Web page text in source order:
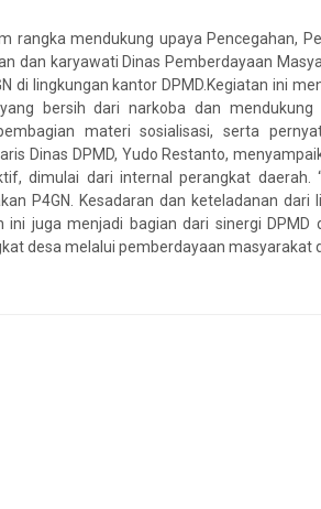
rangka mendukung upaya Pencegahan,
dan karyawati Dinas Pemberdayaan
di lingkungan kantor DPMD.Kegiatan ini
bersih dari narkoba dan
materi sosialisasi, serta
Dinas DPMD, Yudo Restanto,
dimulai dari internal perangkat daerah.
P4GN. Kesadaran dan keteladanan
ini juga menjadi bagian dari sinergi
desa melalui pemberdayaan masyarakat